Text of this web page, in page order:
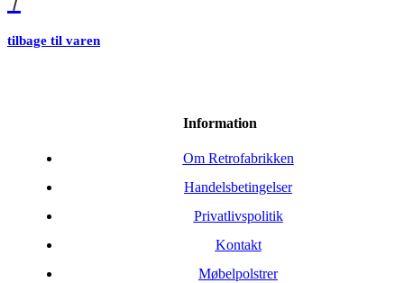
tilbage til varen
Information
Om Retrofabrikken
Handelsbetingelser
Privatlivspolitik
Kontakt
Møbelpolstrer